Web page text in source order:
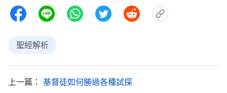
是他對衆教會弟兄姊妹的勸勉與鼓勵，并不是聖靈説
的話，他不能代表聖靈説話，而且他也不是先知，他
更没看見异象，這信是寫給當時的以弗所、非拉鐵
是聖靈直接的説話，只是保羅作工期間對衆教會的勸
聖經解析
上一篇： 基督徒如何勝過各種試探